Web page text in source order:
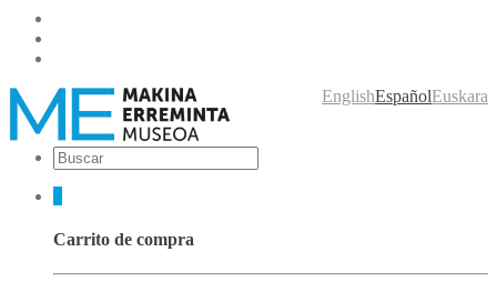
Euskara
Español
English
Carrito de compra